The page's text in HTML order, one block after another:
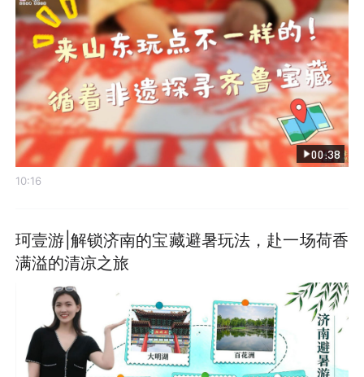
00:38
10:16
珂壹游|解锁济南的宝藏避暑玩法，赴一场荷香
满溢的清凉之旅